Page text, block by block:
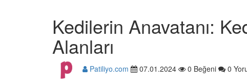
Kedilerin Anavatanı:
Alanları
Patiliyo.com 07.01.2024 0 Beğeni 0